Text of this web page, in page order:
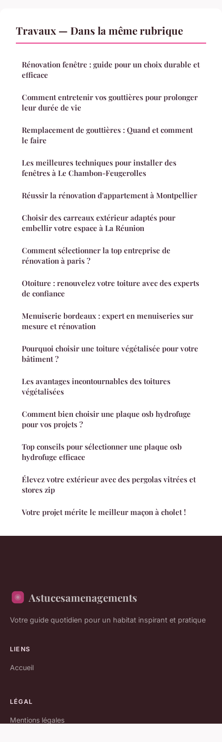
Travaux — Dans la même rubrique
Rénovation fenêtre : guide pour un choix durable et
efficace
Comment entretenir vos gouttières pour prolonger
leur durée de vie
Remplacement de gouttières : Quand et comment
le faire
Les meilleures techniques pour installer des
fenêtres à Le Chambon-Feugerolles
Réussir la rénovation d'appartement à Montpellier
Choisir des carreaux extérieur adaptés pour
embellir votre espace à La Réunion
Comment sélectionner la top entreprise de
rénovation à paris ?
Otoiture : renouvelez votre toiture avec des experts
de confiance
Menuiserie bordeaux : expert en menuiseries sur
mesure et rénovation
Pourquoi choisir une toiture végétalisée pour votre
bâtiment ?
Les avantages incontournables des toitures
végétalisées
Comment bien choisir une plaque osb hydrofuge
pour vos projets ?
Top conseils pour sélectionner une plaque osb
hydrofuge efficace
Élevez votre extérieur avec des pergolas vitrées et
stores zip
Votre projet mérite le meilleur maçon à cholet !
Astucesamenagements
Votre guide quotidien pour un habitat inspirant et pratique
LIENS
Accueil
LÉGAL
Mentions légales